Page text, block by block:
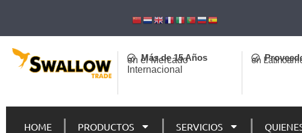
Más de 15 Años
en el Mercado
Internacional
en
HOME PRODUCTOS SERVICIOS